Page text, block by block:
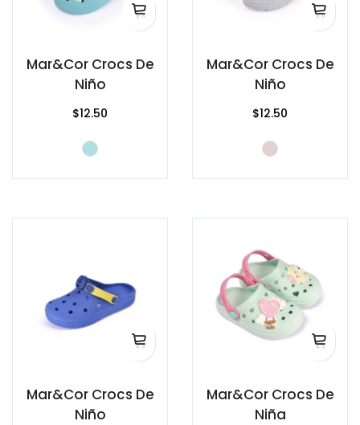
Mar&Cor Crocs De
Niño
$12.50
Mar&Cor Crocs De
Niño
$12.50
Mar&Cor Crocs De
Niño
Mar&Cor Crocs De
Niña